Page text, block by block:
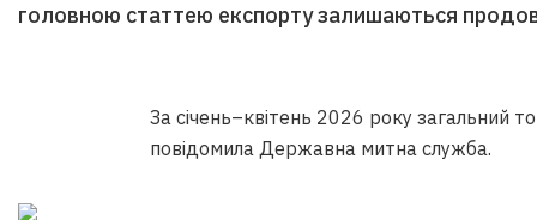
головною статтею експорту залишаються
За січень–квітень 2026 року загальний
повідомила Державна митна служба.